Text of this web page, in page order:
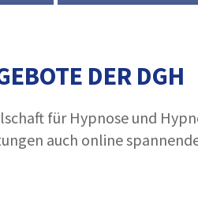
DER DGH
für Hypnose und
auch online